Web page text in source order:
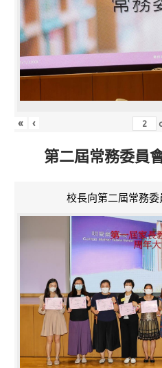
« ‹
第二屆常務委
校長向第二屆常務